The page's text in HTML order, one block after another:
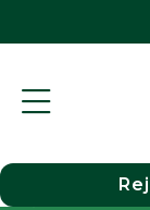
Choisir